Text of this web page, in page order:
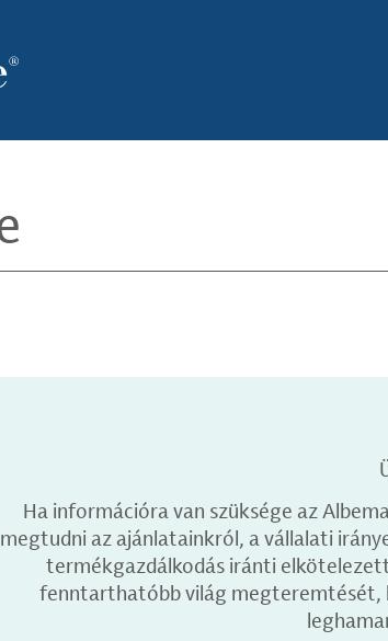
Ha információra van szüksége az
megtudni az ajánlatainkról, a vállalati
termékgazdálkodás iránti
fenntarthatóbb világ megteremtését,